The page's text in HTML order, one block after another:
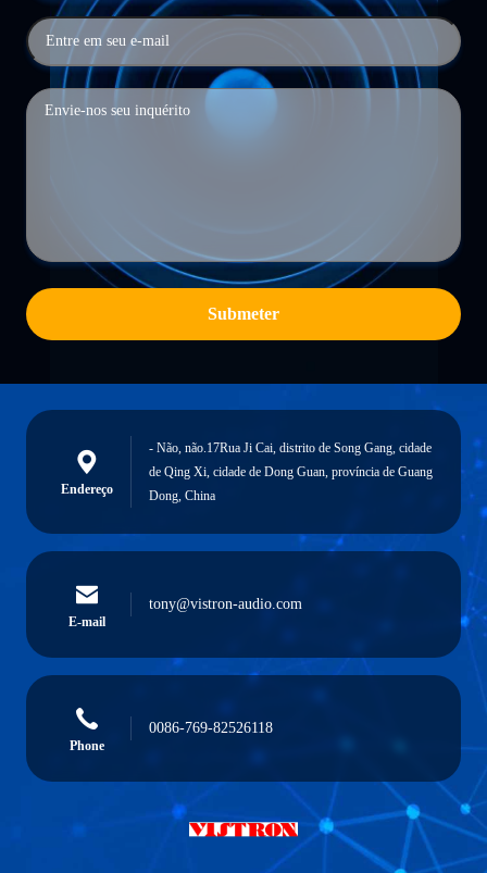
Submeter
Endereço
- Não, não.17Rua Ji Cai, distrito de Song Gang, cidade
de Qing Xi, cidade de Dong Guan, província de Guang
Dong, China
E-mail
tony@vistron-audio.com
Phone
0086-769-82526118